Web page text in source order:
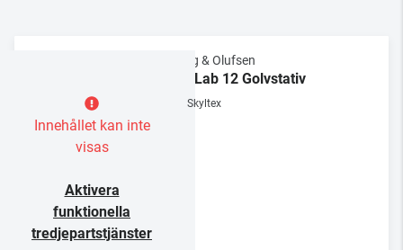
Innehållet kan inte
visas
Aktivera
funktionella
tredjepartstjänster
Bang & Olufsen
BeoLab 12 Golvstativ
Skyltex